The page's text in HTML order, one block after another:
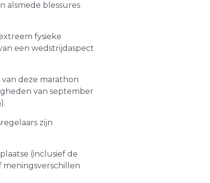
alsmede blessures
fysieke
een wedstrijdaspect
deze marathon
van september
zijn
(inclusief de
meningsverschillen